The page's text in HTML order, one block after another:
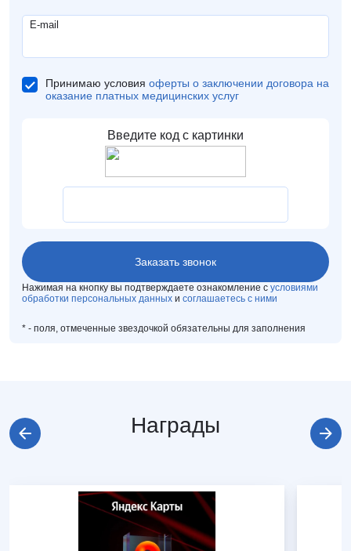
E-mail
Принимаю условия оферты о заключении договора на
оказание платных медицинских услуг
Нажимая на кнопку вы подтверждаете ознакомление с условиями
обработки персональных данных и соглашаетесь с ними
* - поля, отмеченные звездочкой обязательны для заполнения
Награды